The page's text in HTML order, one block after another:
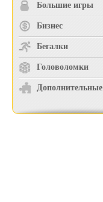
Большие игры
Бизнес
Бегалки
Головоломки
Дополнительные